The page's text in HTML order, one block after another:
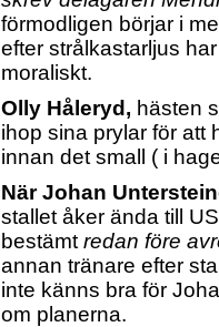
förmodligen börjar i
efter strålkastarljus
moraliskt.
Olly Håleryd, hästen
ihop sina prylar för att
innan det small ( i
När Johan
stallet åker ända till
bestämt redan före
annan tränare efter
inte känns bra för
om planerna.